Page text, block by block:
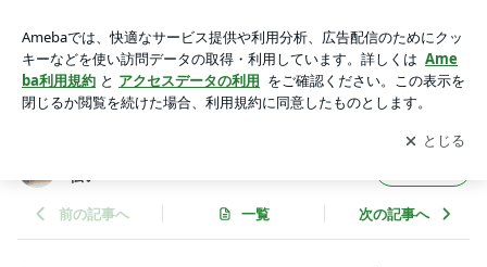
手伝いアプリをダウンロードして ブログの更新通知
を受け取りまし
ょう。
開く
伝い
前の記事へ 一覧 次の記事へ